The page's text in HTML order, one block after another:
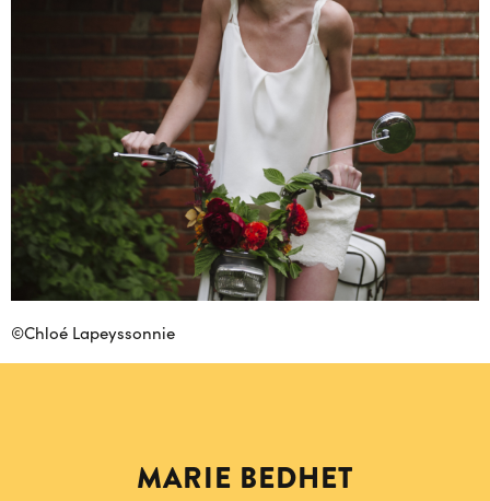
©Chloé Lapeyssonnie
MARIE BEDHET